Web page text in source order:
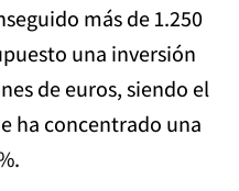
más de 1.250
una inversión
de euros, siendo el
ha concentrado una